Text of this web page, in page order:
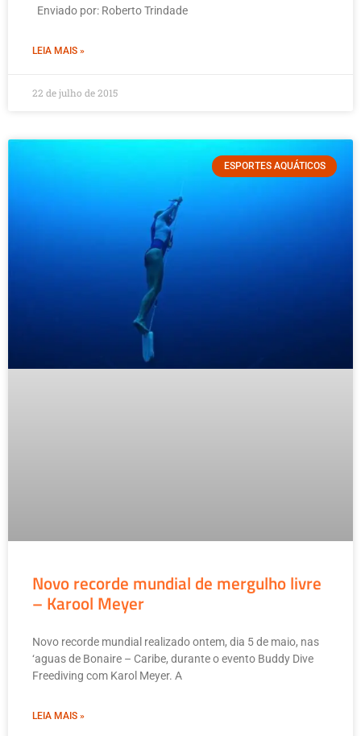
Enviado por: Roberto Trindade
LEIA MAIS »
22 de julho de 2015
ESPORTES AQUÁTICOS
Novo recorde mundial de mergulho livre
– Karool Meyer
Novo recorde mundial realizado ontem, dia 5 de maio, nas
‘aguas de Bonaire – Caribe, durante o evento Buddy Dive
Freediving com Karol Meyer. A
LEIA MAIS »